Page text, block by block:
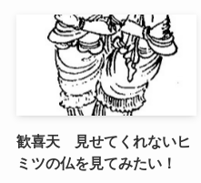
歓喜天 見せてくれないヒ
ミツの仏を見てみたい！